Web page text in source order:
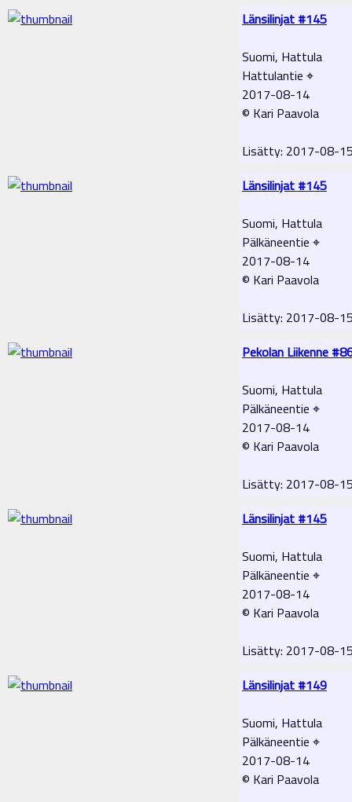
Länsilinjat #145
Suomi, Hattula
Hattulantie ⌖
2017-08-14
© Kari Paavola
Lisätty: 2017-08-
Länsilinjat #145
Suomi, Hattula
Pälkäneentie ⌖
2017-08-14
© Kari Paavola
Lisätty: 2017-08-
Pekolan Liikenne
Suomi, Hattula
Pälkäneentie ⌖
2017-08-14
© Kari Paavola
Lisätty: 2017-08-
Länsilinjat #145
Suomi, Hattula
Pälkäneentie ⌖
2017-08-14
© Kari Paavola
Lisätty: 2017-08-
Länsilinjat #149
Suomi, Hattula
Pälkäneentie ⌖
2017-08-14
© Kari Paavola